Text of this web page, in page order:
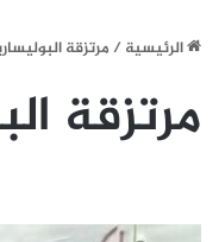
الرئيسية/مرتزقة
مرتزقة